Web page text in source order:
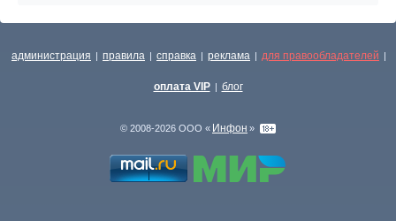
администрация | правила | справка | реклама | для правообладателей |
оплата VIP | блог
© 2008-2026 ООО « Инфон »